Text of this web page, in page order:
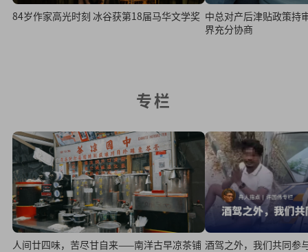
84岁作家高光时刻 冰谷获第18届马华文学奖 中总对产后津贴政策持
界充分协商
专栏
人间廿四味，苦尽甘自来——南洋古早凉茶铺 酒驾之外，我们共同参